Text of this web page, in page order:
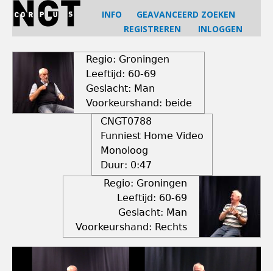
Jump
navigation
INFO
GEAVANCEERD ZOEKEN
REGISTREREN
INLOGGEN
Regio: Groningen
Leeftijd: 60-69
Geslacht: Man
Voorkeurshand: beide
CNGT0788
Funniest Home Video
Monoloog
Duur: 0:47
Regio: Groningen
Leeftijd: 60-69
Geslacht: Man
Voorkeurshand: Rechts